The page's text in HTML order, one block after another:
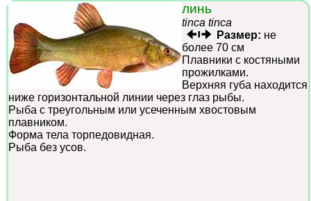
линь
tinca tinca
Размер: не
более 70 см
Плавники с костяными
прожилками.
Верхняя губа находится
ниже горизонтальной линии через глаз рыбы.
Рыба с треугольным или усеченным хвостовым
плавником.
Форма тела торпедовидная.
Рыба без усов.